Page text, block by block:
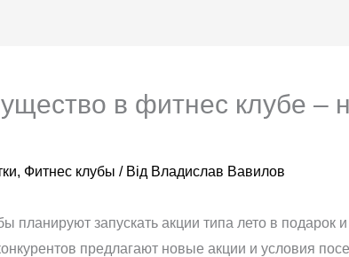
в фитнес клубе –
, Фитнес клубы / Від Владислав Вавилов
планируют запускать акции типа лето в подарок
предлагают новые акции и условия